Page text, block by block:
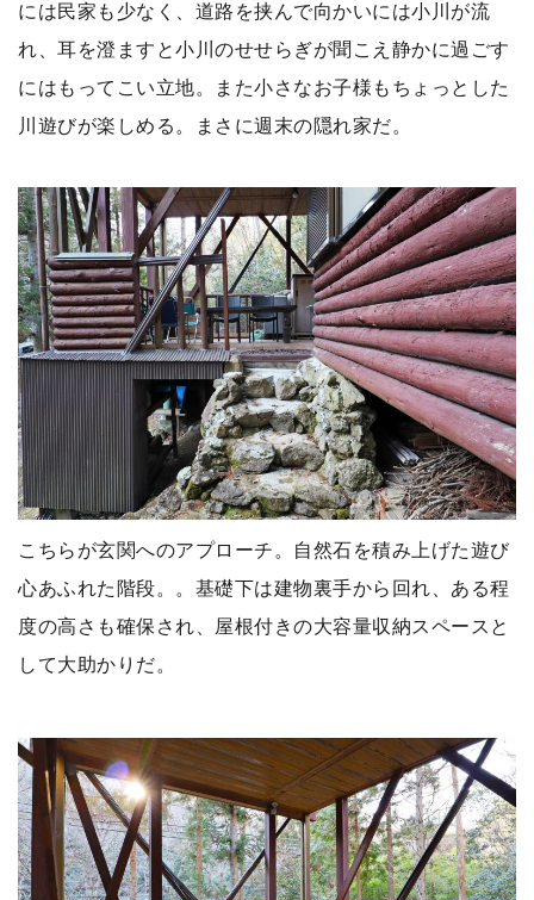
には民家も少なく、道路を挟んで向かいには小川が流
れ、耳を澄ますと小川のせせらぎが聞こえ静かに過ごす
にはもってこい立地。また小さなお子様もちょっとした
川遊びが楽しめる。まさに週末の隠れ家だ。
こちらが玄関へのアプローチ。自然石を積み上げた遊び
心あふれた階段。。基礎下は建物裏手から回れ、ある程
度の高さも確保され、屋根付きの大容量収納スペースと
して大助かりだ。